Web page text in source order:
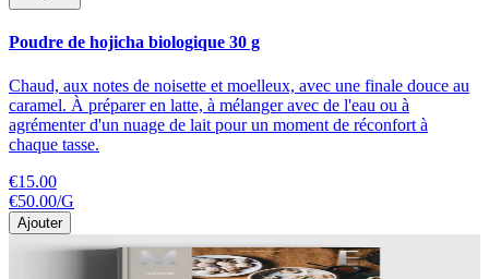
Poudre de hojicha biologique 30 g
Chaud, aux notes de noisette et moelleux, avec une finale douce au
caramel. À préparer en latte, à mélanger avec de l'eau ou à
agrémenter d'un nuage de lait pour un moment de réconfort à
chaque tasse.
€15.00
€50.00/G
Ajouter